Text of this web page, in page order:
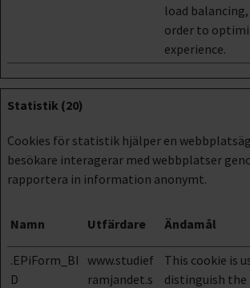
load
order to
experience.
Statistik (20)
Cookies för statistik hjälper en
besökare interagerar med webbplatser
rapportera in information anonymt.
Namn Utfärdare Ändamål
.EPiForm_BI
D
www.studief
ramjandet.s
This cookie is
distinguish the